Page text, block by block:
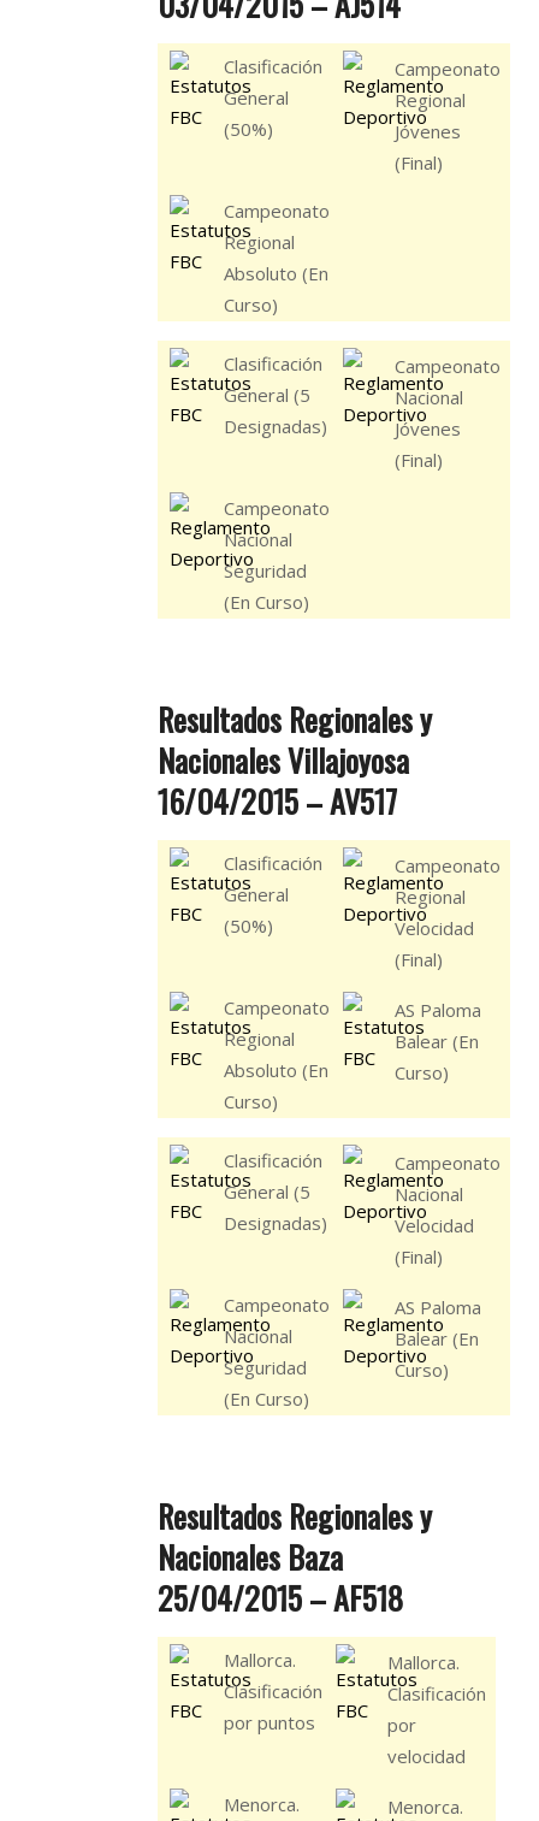
Clasificación
General
(50%)
Campeonato
Regional
Jóvenes
(Final)
Campeonato
Regional
Absoluto (En
Curso)
Clasificación
General (5
Designadas)
Campeonato
Nacional
Jóvenes
(Final)
Campeonato
Nacional
Seguridad
(En Curso)
Resultados Regionales y
Nacionales Villajoyosa
16/04/2015 – AV517
Clasificación
General
(50%)
Campeonato
Regional
Velocidad
(Final)
Campeonato
Regional
Absoluto (En
Curso)
AS Paloma
Balear (En
Curso)
Clasificación
General (5
Designadas)
Campeonato
Nacional
Velocidad
(Final)
Campeonato
Nacional
Seguridad
(En Curso)
AS Paloma
Balear (En
Curso)
Resultados Regionales y
Nacionales Baza
25/04/2015 – AF518
Mallorca.
Clasificación
por puntos
Mallorca.
Clasificación
por
velocidad
Menorca.
Menorca.